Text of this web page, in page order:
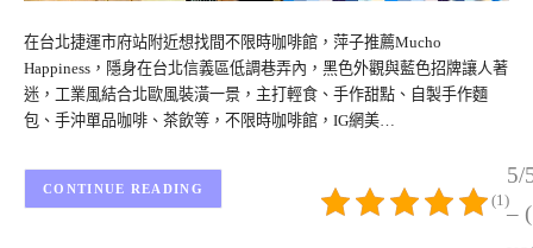
在台北捷運市府站附近想找間不限時咖啡館，萍子推薦Mucho
Happiness，隱身在台北信義區低調巷弄內，黑色外觀與藍色招牌讓人著
迷，工業風結合北歐風裝潢一景，主打輕食、手作甜點、自製手作麵
包、手沖單品咖啡、茶飲等，不限時咖啡館，IG網美…
5/
–
(1)
CONTINUE READING